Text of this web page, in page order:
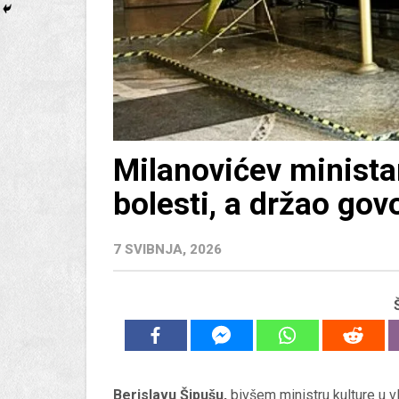
Milanovićev
bolesti, a držao
7 SVIBNJA, 2026
Berislavu Šipušu, bivšem ministru kulture u